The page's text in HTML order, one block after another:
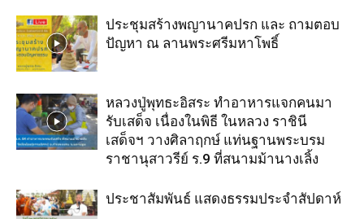
ประชุมสร้างพญานาคปรก และ ถามตอบ
ปัญหา ณ ลานพระศรีมหาโพธิ์
หลวงปู่พุทธะอิสระ ทำอาหารแจกคนมา
รับเสด็จ เนื่องในพิธี ในหลวง ราชินี
เสด็จฯ วางศิลาฤกษ์ แท่นฐานพระบรม
ราชานุสาวรีย์ ร.9 ที่สนามม้านางเลิ้ง
ประชาสัมพันธ์ แสดงธรรมประจำสัปดาห์